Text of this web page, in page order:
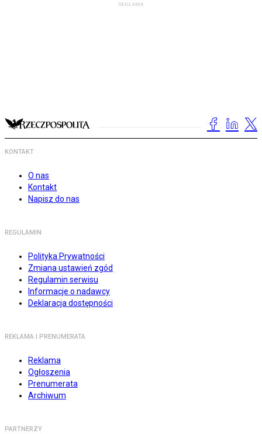
KONTAKT
O nas
Kontakt
Napisz do nas
REGULAMIN
Polityka Prywatności
Zmiana ustawień zgód
Regulamin serwisu
Informacje o nadawcy
Deklaracja dostępności
REKLAMA I PRENUMERATA
Reklama
Ogłoszenia
Prenumerata
Archiwum
PARTNERZY